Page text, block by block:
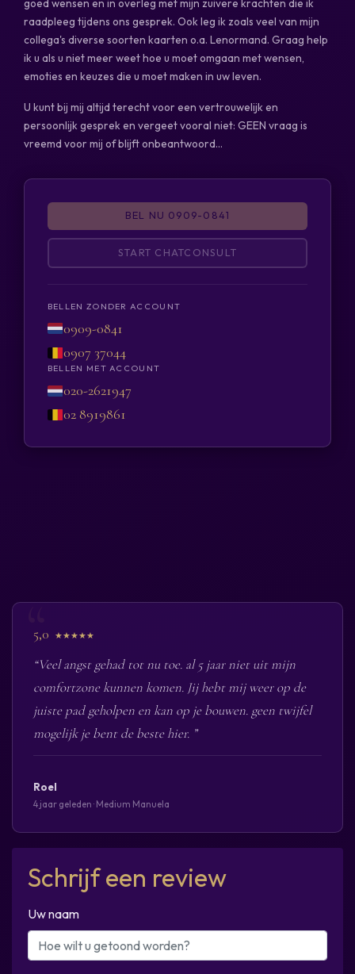
goed wensen en in overleg met mijn zuivere krachten die ik
raadpleeg tijdens ons gesprek. Ook leg ik zoals veel van mijn
collega's diverse soorten kaarten o.a. Lenormand. Graag help
ik u als u niet meer weet hoe u moet omgaan met wensen,
emoties en keuzes die u moet maken in uw leven.
U kunt bij mij altijd terecht voor een vertrouwelijk en
persoonlijk gesprek en vergeet vooral niet: GEEN vraag is
vreemd voor mij of blijft onbeantwoord...
BEL NU 0909-0841
START CHATCONSULT
BELLEN ZONDER ACCOUNT
0909-0841
0907 37044
BELLEN MET ACCOUNT
020-2621947
02 8919861
5,0 ★★★★★
“Veel angst gehad tot nu toe. al 5 jaar niet uit mijn
comfortzone kunnen komen. Jij hebt mij weer op de
juiste pad geholpen en kan op je bouwen. geen twijfel
mogelijk je bent de beste hier. ”
Roel
4 jaar geleden · Medium Manuela
Schrijf een review
Uw naam